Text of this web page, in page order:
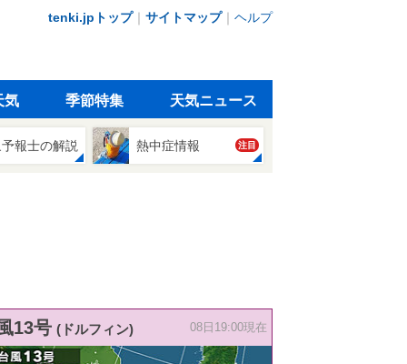
tenki.jpトップ｜ サイトマップ｜ ヘルプ
気 季節特集 天気ニュース
報士の解説 熱中症情報 注目
13号 (ドルフィン) 08日19:00現在